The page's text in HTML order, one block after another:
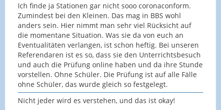
Ich finde ja Stationen gar nicht sooo coronaconform.
Zumindest bei den Kleinen. Das mag in BBS wohl
anders sein. Hier nimmt man sehr viel Rücksicht auf
die momentane Situation. Was sie da von euch an
Eventualitäten verlangen, ist schon heftig. Bei unseren
Referendaren ist es so, dass sie den Unterrichtsbesuch
und auch die Prüfung online haben und da ihre Stunde
vorstellen. Ohne Schüler. Die Prüfung ist auf alle Fälle
ohne Schüler, das wurde gleich so festgelegt.
Nicht jeder wird es verstehen, und das ist okay!